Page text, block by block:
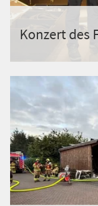
Konzert des